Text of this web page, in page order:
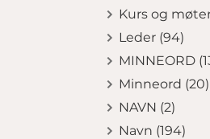
Kurs og
Leder (94)
MINNEORD
Minneord (20)
NAVN (2)
Navn (194)